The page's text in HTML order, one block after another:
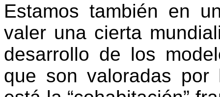
Estamos también en
valer una cierta
desarrollo de los
que son valoradas por